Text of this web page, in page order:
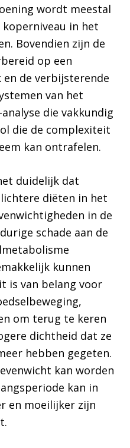
wordt meestal
in het
Bovendien zijn de
op een
de verbijsterende
van het
die vakkundig
die de complexiteit
kan ontrafelen.
duidelijk dat
diëten in het
in de
schade aan de
kunnen
is van belang voor
om terug te keren
dichtheid dat ze
hebben gegeten.
kan worden
kan in
en moeilijker zijn